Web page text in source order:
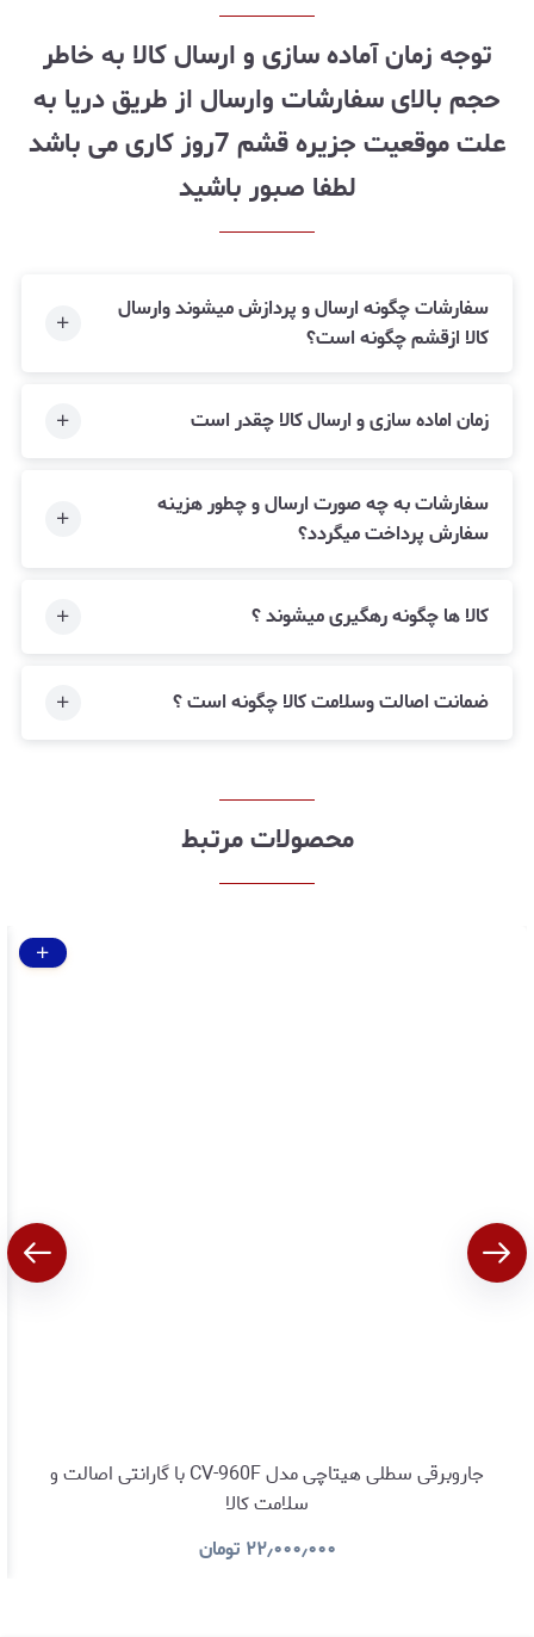
توجه زمان آماده سازی و ارسال کالا به خاطر
حجم بالای سفارشات وارسال از طریق دریا به
علت موقعیت جزیره قشم 7روز کاری می باشد
لطفا صبور باشید
سفارشات چگونه ارسال و پردازش میشوند وارسال
کالا ازقشم چگونه است؟
زمان اماده سازی و ارسال کالا چقدر است
سفارشات به چه صورت ارسال و چطور هزینه
سفارش پرداخت میگردد؟
کالا ها چگونه رهگیری میشوند ؟
ضمانت اصالت وسلامت کالا چگونه است ؟
محصولات مرتبط
جاروبرقی سطلی هیتاچی مدل CV-960F با گارانتی اصالت و
سلامت کالا
۲۲٫۰۰۰٫۰۰۰ تومان